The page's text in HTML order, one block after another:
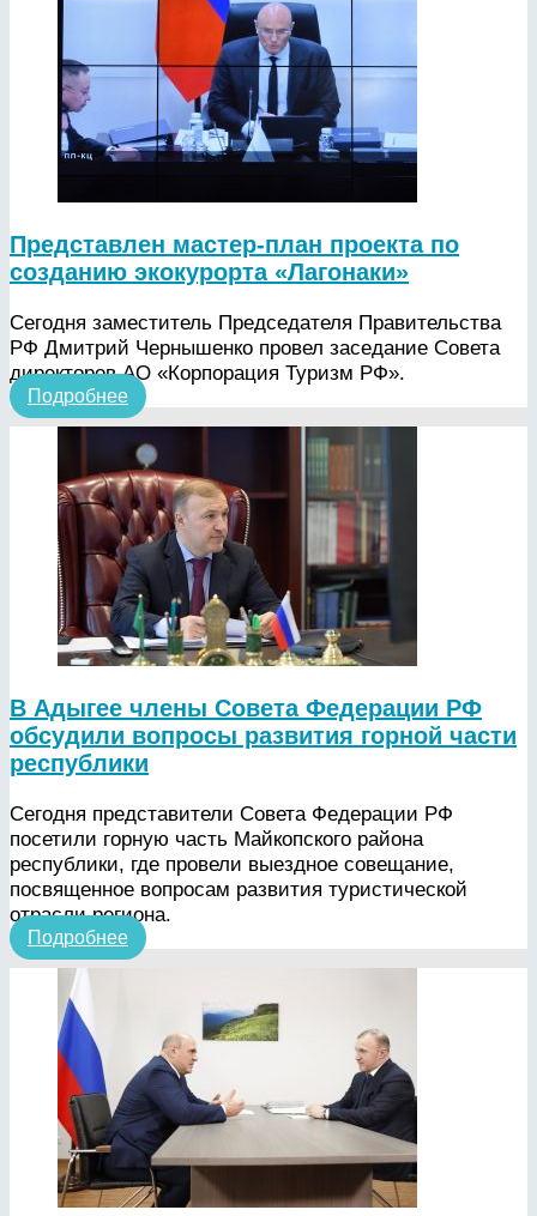
Представлен мастер-план проекта по
созданию экокурорта «Лагонаки»
Сегодня заместитель Председателя Правительства
РФ Дмитрий Чернышенко провел заседание Совета
директоров АО «Корпорация Туризм РФ».
Подробнее
В Адыгее члены Совета Федерации РФ
обсудили вопросы развития горной части
республики
Сегодня представители Совета Федерации РФ
посетили горную часть Майкопского района
республики, где провели выездное совещание,
посвященное вопросам развития туристической
отрасли региона.
Подробнее